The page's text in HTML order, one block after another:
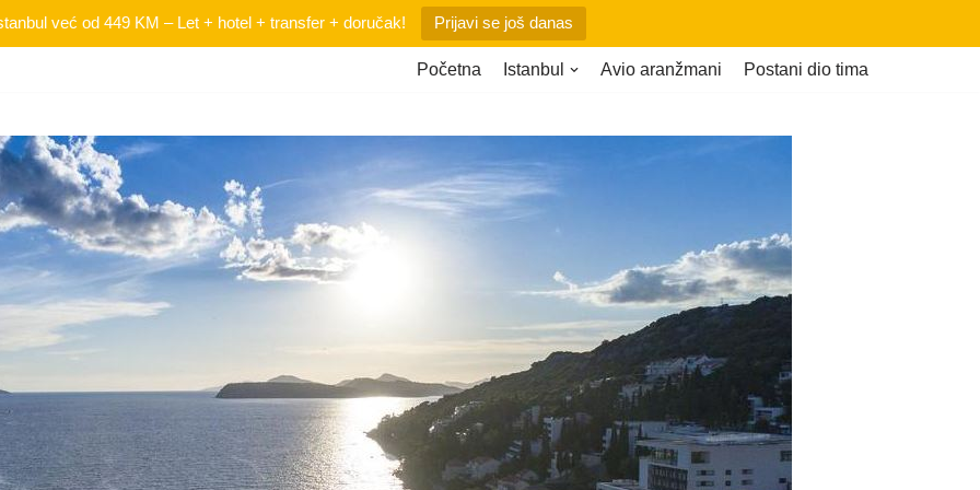
već od 449 KM – Let + hotel + transfer + doručak! Prijavi se još danas
Početna Istanbul Avio aranžmani Postani dio tima